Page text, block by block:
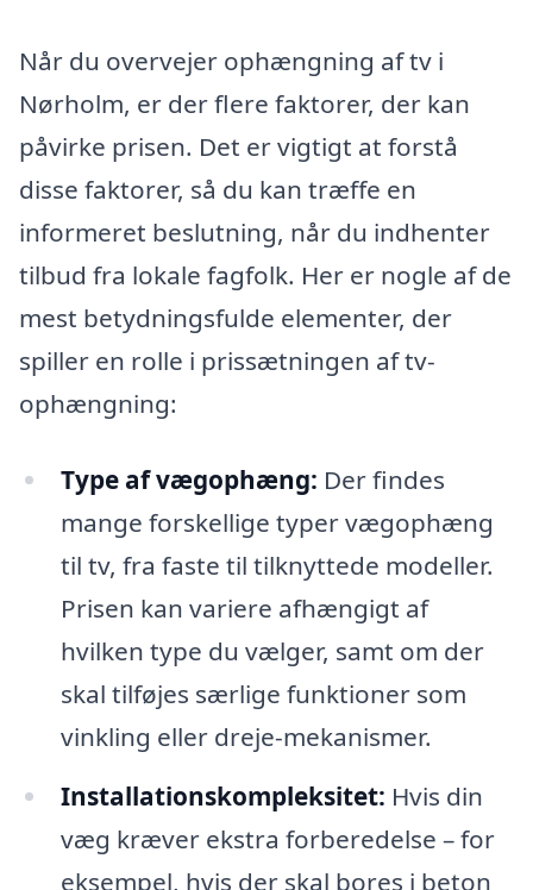
Når du overvejer ophængning af tv i
Nørholm, er der flere faktorer, der kan
påvirke prisen. Det er vigtigt at forstå
disse faktorer, så du kan træffe en
informeret beslutning, når du indhenter
tilbud fra lokale fagfolk. Her er nogle af de
mest betydningsfulde elementer, der
spiller en rolle i prissætningen af tv-
ophængning:
Type af vægophæng: Der findes
mange forskellige typer vægophæng
til tv, fra faste til tilknyttede modeller.
Prisen kan variere afhængigt af
hvilken type du vælger, samt om der
skal tilføjes særlige funktioner som
vinkling eller dreje-mekanismer.
Installationskompleksitet: Hvis din
væg kræver ekstra forberedelse – for
eksempel, hvis der skal bores i beton